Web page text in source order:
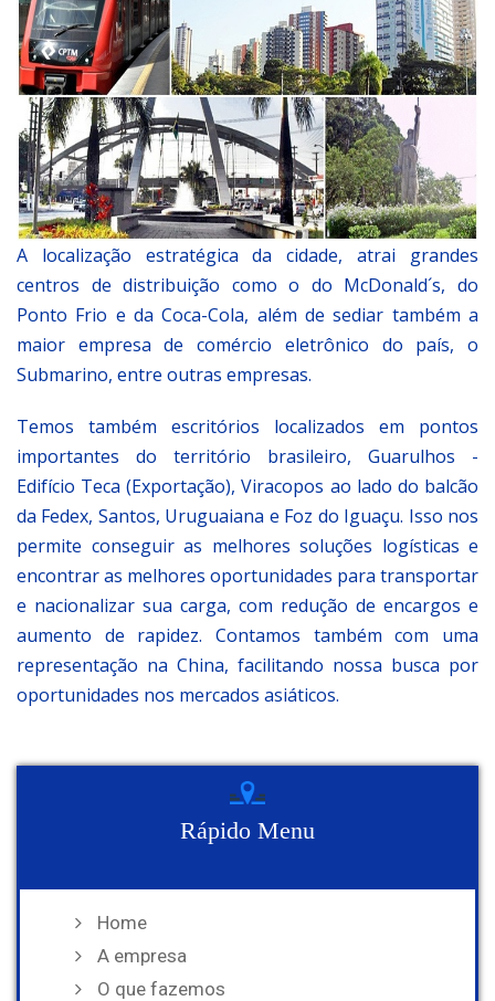
A localização estratégica da cidade, atrai grandes
centros de distribuição como o do McDonald´s, do
Ponto Frio e da Coca-Cola, além de sediar também a
maior empresa de comércio eletrônico do país, o
Submarino, entre outras empresas.
Temos também escritórios localizados em pontos
importantes do território brasileiro, Guarulhos -
Edifício Teca (Exportação), Viracopos ao lado do balcão
da Fedex, Santos, Uruguaiana e Foz do Iguaçu. Isso nos
permite conseguir as melhores soluções logísticas e
encontrar as melhores oportunidades para transportar
e nacionalizar sua carga, com redução de encargos e
aumento de rapidez. Contamos também com uma
representação na China, facilitando nossa busca por
oportunidades nos mercados asiáticos.
Rápido Menu
Home
A empresa
O que fazemos